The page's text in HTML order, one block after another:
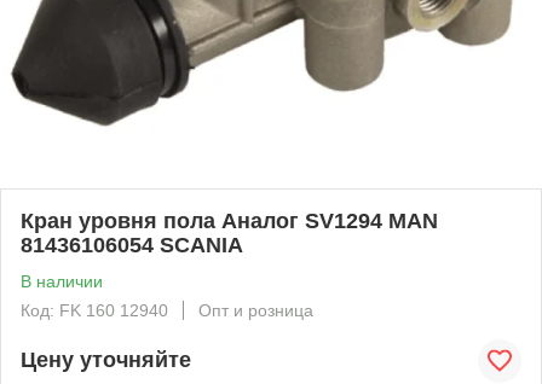
Кран уровня пола Аналог SV1294 MAN
81436106054 SCANIA
В наличии
Код: FK 160 12940
Опт и розница
Цену уточняйте